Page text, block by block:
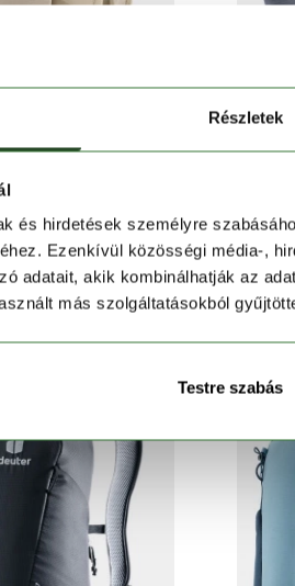
Részletek
és hirdetések személyre
Ezenkívül közösségi média-,
adatait, akik kombinálhatják az
más szolgáltatásokból
Testre szabás
Lite 21
990 Ft